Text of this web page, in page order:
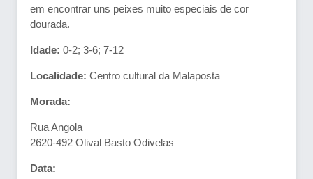
em encontrar uns peixes muito especiais de cor
dourada.
Idade: 0-2; 3-6; 7-12
Localidade: Centro cultural da Malaposta
Morada:
Rua Angola
2620-492 Olival Basto Odivelas
Data: